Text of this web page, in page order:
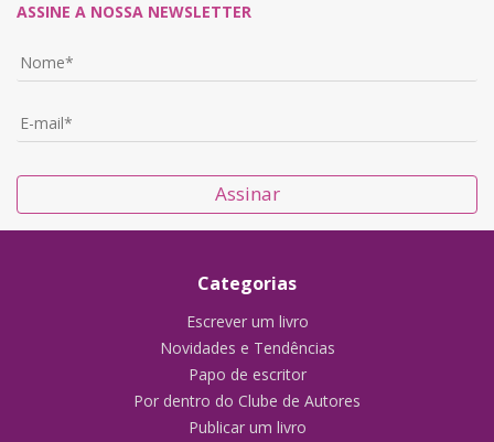
ASSINE A NOSSA NEWSLETTER
Assinar
Categorias
Escrever um livro
Novidades e Tendências
Papo de escritor
Por dentro do Clube de Autores
Publicar um livro